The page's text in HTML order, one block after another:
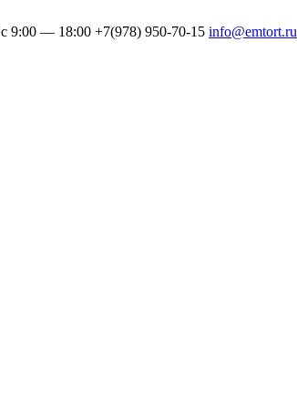
c 9:00 — 18:00 +7(978) 950-70-15 info@emtort.ru